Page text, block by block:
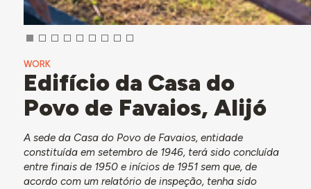
WORK
Edifício da Casa do
Povo de Favaios, Alijó
A sede da Casa do Povo de Favaios, entidade
constituída em setembro de 1946, terá sido concluída
entre finais de 1950 e inícios de 1951 sem que, de
acordo com um relatório de inspeção, tenha sido